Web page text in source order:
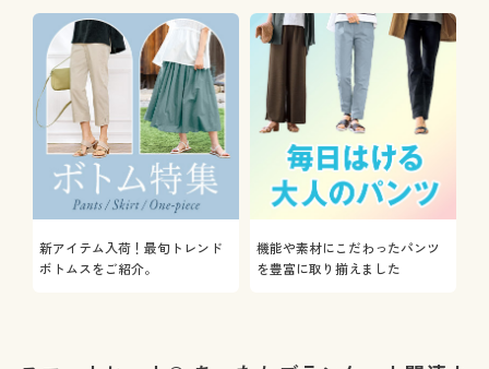
新アイテム入荷！最旬トレンド
ボトムスをご紹介。
機能や素材にこだわったパンツ
を豊富に取り揃えました